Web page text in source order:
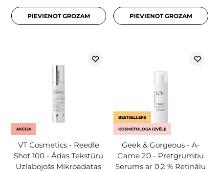
PIEVIENOT GROZAM PIEVIENOT GROZAM
AKCIJA
VT Cosmetics - Reedle
Shot 100 - Ādas Tekstūru
Uzlabojošs Mikroadatas
BESTSELLERS
KOSMETOLOGA IZVĒLE
Geek & Gorgeous - A-
Game 20 - Pretgrumbu
Serums ar 0,2 % Retinālu